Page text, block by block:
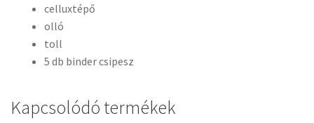
celluxtépő
olló
toll
5 db binder csipesz
Kapcsolódó termékek